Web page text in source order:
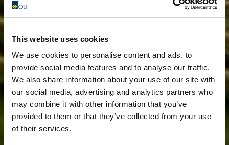
This website uses cookies
We use cookies to personalise content and ads, to
provide social media features and to analyse our traffic.
We also share information about your use of our site with
our social media, advertising and analytics partners who
may combine it with other information that you’ve
provided to them or that they’ve collected from your use
of their services.